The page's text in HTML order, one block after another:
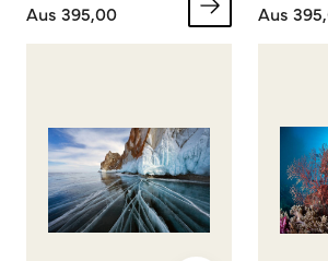
Aus 395,00
Aus